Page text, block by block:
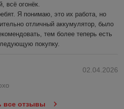
всё огонёк.
Я понимаю, это их работа, но
отличный аккумулятор, было
тем более теперь есть
покупку.
02.04.2026
все отзывы